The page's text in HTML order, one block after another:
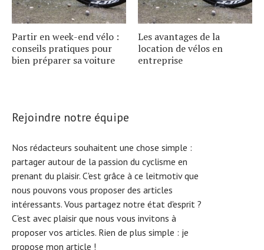
Partir en week-end vélo :
conseils pratiques pour
bien préparer sa voiture
Les avantages de la
location de vélos en
entreprise
Rejoindre notre équipe
Nos rédacteurs souhaitent une chose simple :
partager autour de la passion du cyclisme en
prenant du plaisir. C'est grâce à ce leitmotiv que
nous pouvons vous proposer des articles
intéressants. Vous partagez notre état d'esprit ?
C'est avec plaisir que nous vous invitons à
proposer vos articles. Rien de plus simple : je
propose mon article !